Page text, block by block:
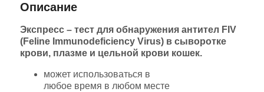
Описание
Экспресс – тест для обнаружения антител FIV
(Feline Immunodeficiency Virus) в сыворотке
крови, плазме и цельной крови кошек.
может использоваться в
любое время в любом месте